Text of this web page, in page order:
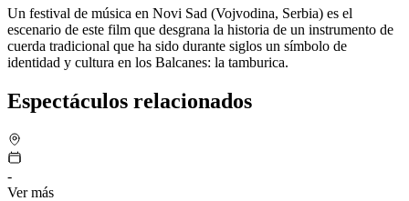
Un festival de música en Novi Sad (Vojvodina, Serbia) es el
escenario de este film que desgrana la historia de un instrumento de
cuerda tradicional que ha sido durante siglos un símbolo de
identidad y cultura en los Balcanes: la tamburica.
Espectáculos relacionados
-
Ver más